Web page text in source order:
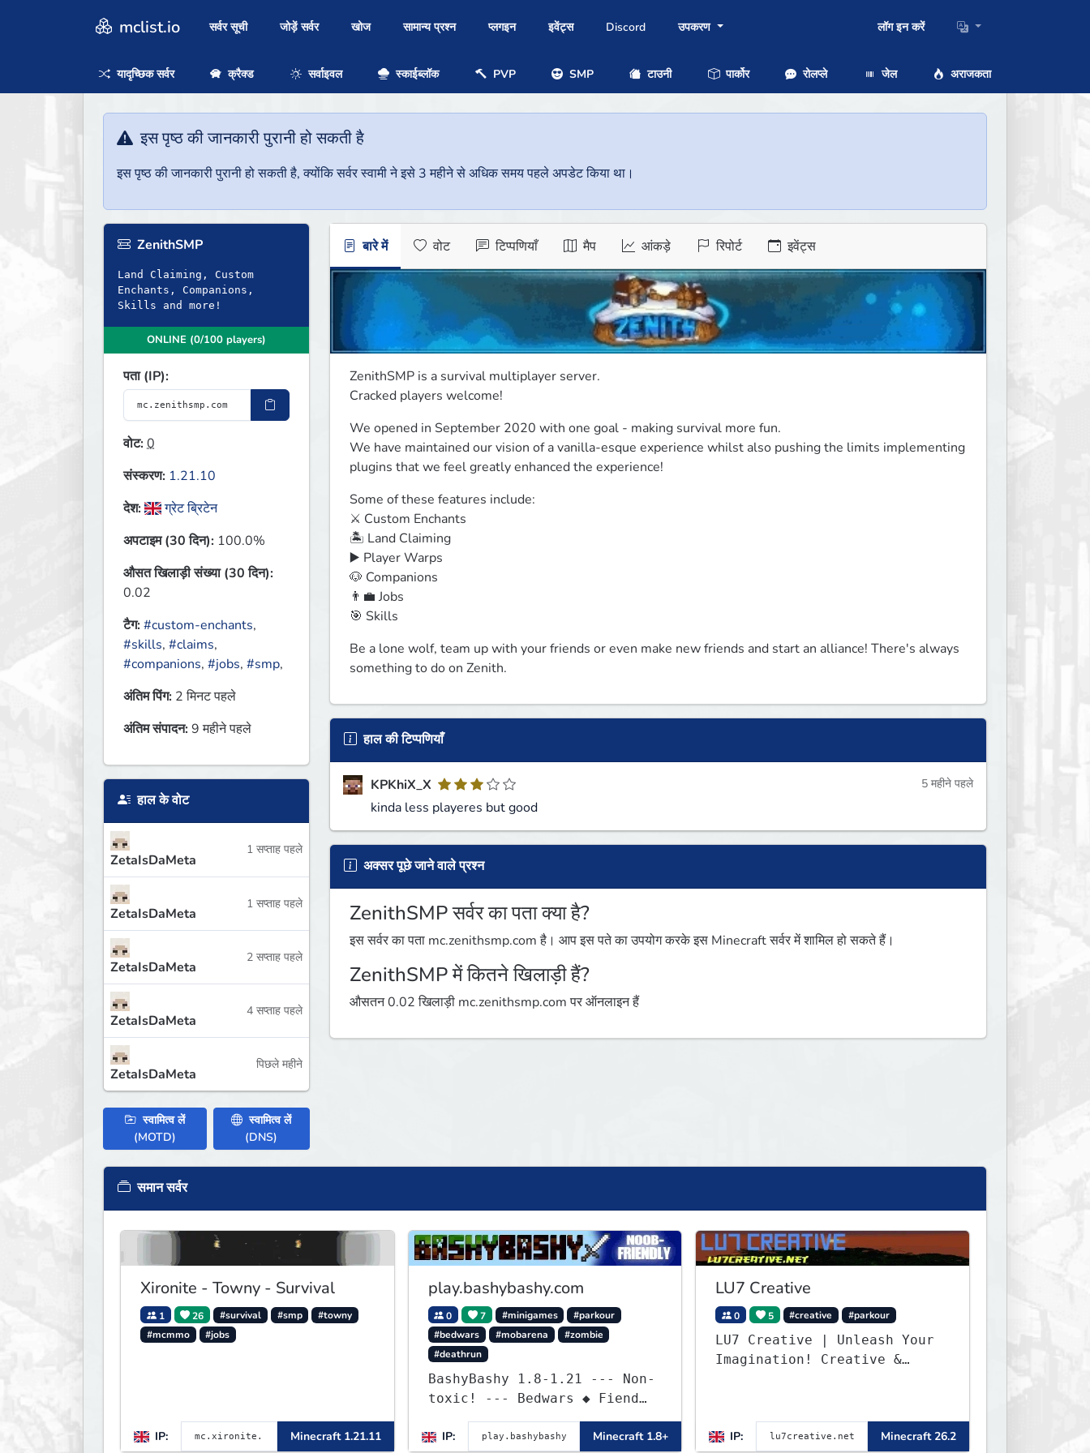
mclist.io सर्वर सूची जोड़ें सर्वर खोज सामान्य प्रश्न प्लगइन इवेंट्स Discord उपकरण लॉग इन करें
यादृच्छिक सर्वर क्रैक्ड सर्वाइवल स्काईब्लॉक PVP SMP टाउनी पार्कोर रोलप्ले जेल अराजकता
इस पृष्ठ की जानकारी पुरानी हो सकती है
इस पृष्ठ की जानकारी पुरानी हो सकती है, क्योंकि सर्वर स्वामी ने इसे 3 महीने से अधिक समय पहले अपडेट किया था।
ZenithSMP
Land Claiming, Custom
Enchants, Companions,
Skills and more!
ONLINE (0/100 players)
पता (IP):
वोट:0
संस्करण: 1.21.10
देश:
ग्रेट ब्रिटेन
अपटाइम (30 दिन): 100.0%
औसत खिलाड़ी संख्या (30 दिन):
0.02
टैग:#custom-enchants,
#skills, #claims,
#companions, #jobs, #smp,
अंतिम पिंग: 2 मिनट पहले
अंतिम संपादन:9 महीने पहले
हाल के वोट
ZetaIsDaMeta
1 सप्ताह पहले
ZetaIsDaMeta
1 सप्ताह पहले
ZetaIsDaMeta
2 सप्ताह पहले
ZetaIsDaMeta
4 सप्ताह पहले
ZetaIsDaMeta
पिछले महीने
स्वामित्व लें
(MOTD)
स्वामित्व लें
(DNS)
बारे में वोट टिप्पणियाँ मैप आंकड़े रिपोर्ट इवेंट्स
ZenithSMP is a survival multiplayer server.
Cracked players welcome!
We opened in September 2020 with one goal - making survival more fun.
We have maintained our vision of a vanilla-esque experience whilst also pushing the limits implementing
plugins that we feel greatly enhanced the experience!
Some of these features include:
⚔️ Custom Enchants
🏝️ Land Claiming
▶️ Player Warps
🐶 Companions
👨‍💼 Jobs
🎯 Skills
Be a lone wolf, team up with your friends or even make new friends and start an alliance! There's always
something to do on Zenith.
हाल की टिप्पणियाँ
KPKhiX_X
kinda less playeres but good
5 महीने पहले
अक्सर पूछे जाने वाले प्रश्न
ZenithSMP सर्वर का पता क्या है?
इस सर्वर का पता mc.zenithsmp.com है। आप इस पते का उपयोग करके इस Minecraft सर्वर में शामिल हो सकते हैं।
ZenithSMP में कितने खिलाड़ी हैं?
औसतन 0.02 खिलाड़ी mc.zenithsmp.com पर ऑनलाइन हैं
समान सर्वर
Xironite - Towny - Survival
1 26 #survival #smp
#towny
#mcmmo
#jobs
IP: Minecraft 1.21.11
play.bashybashy.com
0 7 #minigames
#parkour
#bedwars
#mobarena
#zombie
#deathrun
BashyBashy 1.8-1.21 --- Non-
toxic! --- Bedwars ◆ Fiend
Fight ◆ Assault Course
IP:
Minecraft 1.8+
LU7 Creative
0 5 #creative #parkour
LU7 Creative | Unleash Your
Imagination! Creative &
IP: Minecraft 26.2